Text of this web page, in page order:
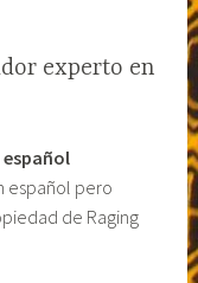
experto en
español
español pero
de Raging